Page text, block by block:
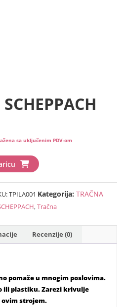
sa uključenim PDV-om
TPILA001 Kategorija: TRAČNA
,Tračna
Recenzije (0)
pomaže u mnogim poslovima.
ili plastiku. Zarezi krivulje
strojem.